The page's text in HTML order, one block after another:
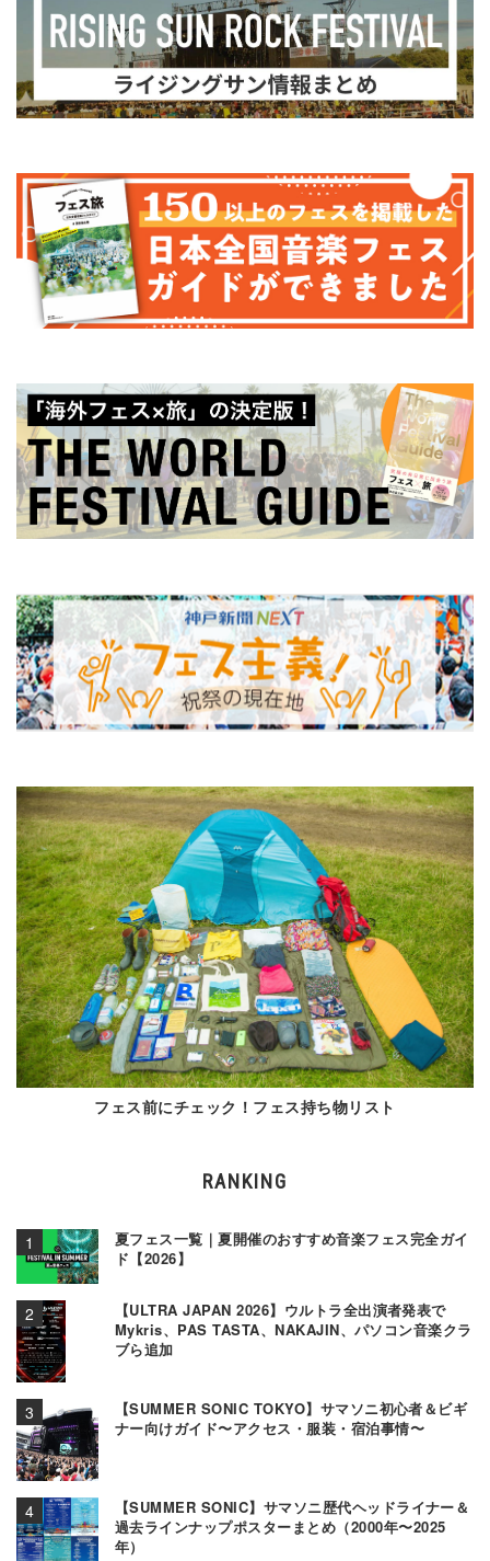
フェス前にチェック！フェス持ち物リスト
RANKING
夏フェス一覧｜夏開催のおすすめ音楽フェス完全ガイ
ド【2026】
【ULTRA JAPAN 2026】ウルトラ全出演者発表で
Mykris、PAS TASTA、NAKAJIN、パソコン音楽クラ
ブら追加
【SUMMER SONIC TOKYO】サマソニ初心者＆ビギ
ナー向けガイド〜アクセス・服装・宿泊事情〜
【SUMMER SONIC】サマソニ歴代ヘッドライナー＆
過去ラインナップポスターまとめ（2000年〜2025
年）